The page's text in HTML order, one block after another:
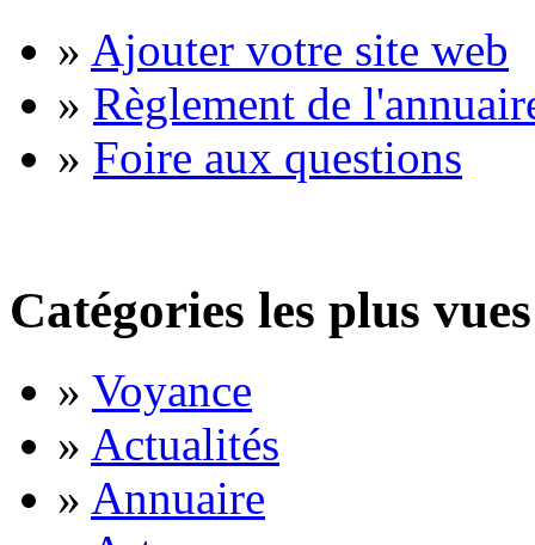
» Ajouter votre site web
» Règlement de
» Foire aux questions
Catégories les plus vues
» Voyance
» Actualités
» Annuaire